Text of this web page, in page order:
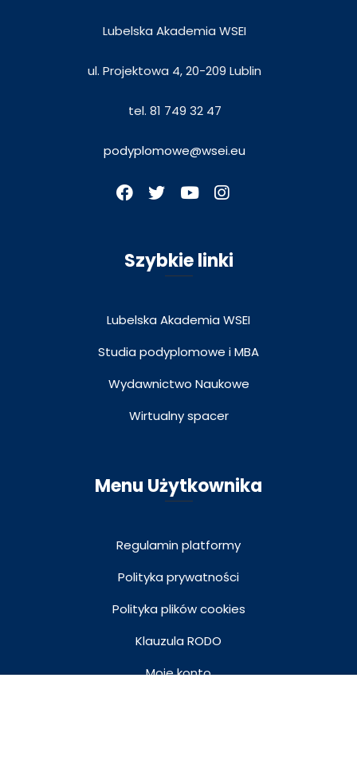
Lubelska Akademia WSEI
ul. Projektowa 4, 20-209 Lublin
tel. 81 749 32 47
podyplomowe@wsei.eu
Szybkie linki
Lubelska Akademia WSEI
Studia podyplomowe i MBA
Wydawnictwo Naukowe
Wirtualny spacer
Menu Użytkownika
Regulamin platformy
Polityka prywatności
Polityka plików cookies
Klauzula RODO
Moje konto